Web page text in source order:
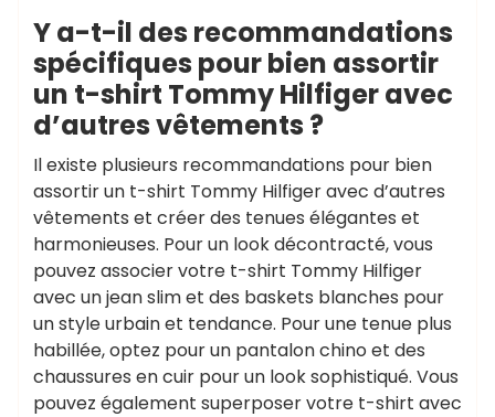
Y a-t-il des recommandations
spécifiques pour bien assortir
un t-shirt Tommy Hilfiger avec
d’autres vêtements ?
Il existe plusieurs recommandations pour bien
assortir un t-shirt Tommy Hilfiger avec d’autres
vêtements et créer des tenues élégantes et
harmonieuses. Pour un look décontracté, vous
pouvez associer votre t-shirt Tommy Hilfiger
avec un jean slim et des baskets blanches pour
un style urbain et tendance. Pour une tenue plus
habillée, optez pour un pantalon chino et des
chaussures en cuir pour un look sophistiqué. Vous
pouvez également superposer votre t-shirt avec